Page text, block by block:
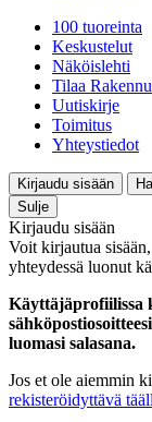
100 tuoreinta
Keskustelut
Näköislehti
Tilaa
Uutiskirje
Toimitus
Yhteystiedot
Kirjaudu sisään
Sulje
Kirjaudu sisään
Voit kirjautua
yhteydessä luonut
Käyttäjäprofiilissa
luomasi salasana.
Jos et ole aiemmin
rekisteröidyttävä